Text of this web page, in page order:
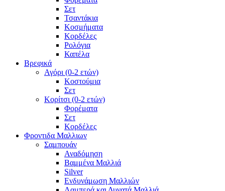
Σετ
Τσαντάκια
Κοσμήματα
Κορδέλες
Ρολόγια
Καπέλα
Βρεφικά
Αγόρι (0-2 ετών)
Κοστούμια
Σετ
Κορίτσι (0-2 ετών)
Φορέματα
Σετ
Κορδέλες
Φροντιδα Μαλλιων
Σαμπουάν
Αναδόμηση
Βαμμένα Μαλλιά
Silver
Ενδυνάμωση Μαλλιών